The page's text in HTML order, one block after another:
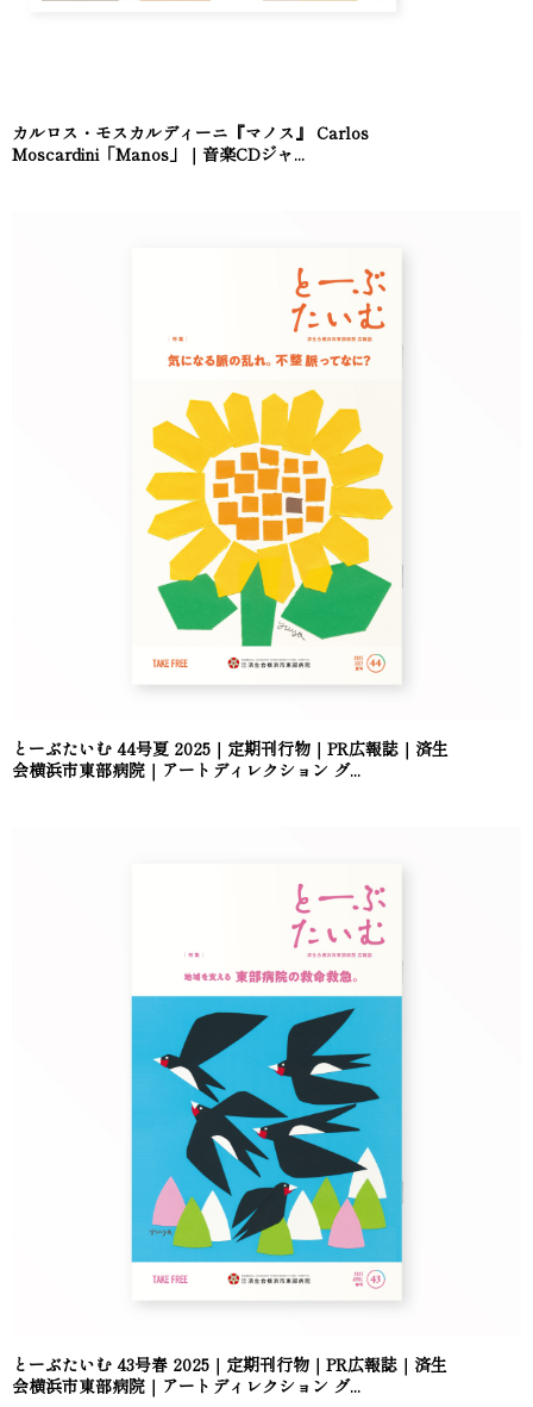
カルロス・モスカルディーニ『マノス』 Carlos
Moscardini「Manos」｜音楽CDジャ...
とーぶたいむ 44号夏 2025｜定期刊行物｜PR広報誌｜済生
会横浜市東部病院｜アートディレクション グ...
とーぶたいむ 43号春 2025｜定期刊行物｜PR広報誌｜済生
会横浜市東部病院｜アートディレクション グ...